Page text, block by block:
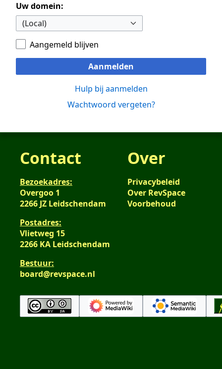
Uw domein:
Aangemeld blijven
Aanmelden
Hulp bij aanmelden
Wachtwoord vergeten?
Contact
Bezoekadres:
Overgoo 1
2266 JZ Leidschendam
Postadres:
Vlietweg 15
2266 KA Leidschendam
Bestuur:
board@revspace.nl
Over
Privacybeleid
Over RevSpace
Voorbehoud